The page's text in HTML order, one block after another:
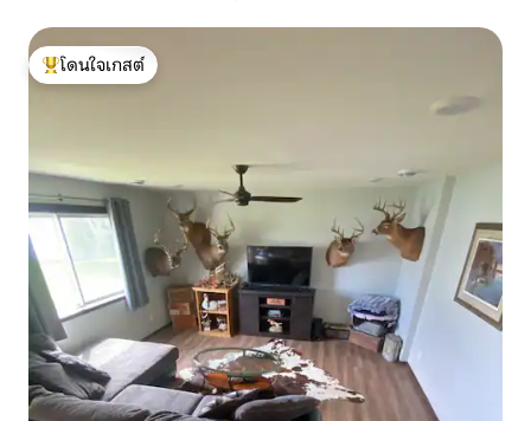
โดนใจเกสต์ที่สุด
โดนใจเกสต์